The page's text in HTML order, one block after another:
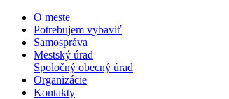
O meste
Potrebujem vybaviť
Samospráva
Mestský úrad
Spoločný obecný úrad
Organizácie
Kontakty